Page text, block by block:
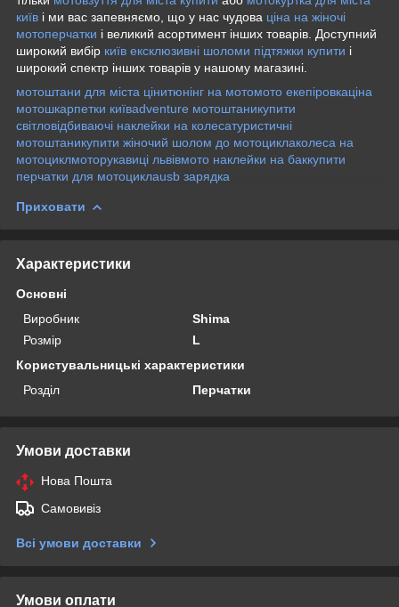
київ і ми вас запевняємо, що у нас чудова ціна на жіночі
мотоперчатки і великий асортимент інших товарів. Доступний
широкий вибір київ ексклюзивні шоломи підтяжки купити і
широкий спектр інших товарів у нашому магазині.
мотоштани для міста цінитюнінг на мотомото екепіровкаціна
мотошкарпетки київadventure мотоштаникупити
світловідбиваючі наклейки на колесатуристичні
мотоштаникупити жіночий шолом до мотоциклаколеса на
мотоциклмоторукавиці львівмото наклейки на баккупити
перчатки для мотоциклаusb зарядка
Приховати
Характеристики
Основні
Виробник
Shima
Розмір
L
Користувальницькі характеристики
Розділ
Перчатки
Умови доставки
Нова Пошта
Самовивіз
Всі умови доставки
Умови оплати